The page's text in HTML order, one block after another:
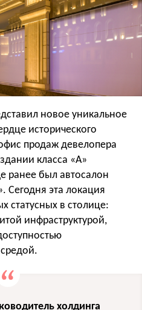
новое уникальное
исторического
продаж девелопера
класса «А»
ранее был автосалон
Сегодня эта локация
статусных в столице:
инфраструктурой,
холдинга